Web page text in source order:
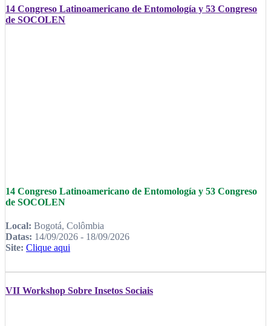
14 Congreso Latinoamericano de Entomología y 53 Congreso
de SOCOLEN
14 Congreso Latinoamericano de Entomología y 53 Congreso
de SOCOLEN
Local: Bogotá, Colômbia
Datas: 14/09/2026 - 18/09/2026
Site: Clique aqui
VII Workshop Sobre Insetos Sociais